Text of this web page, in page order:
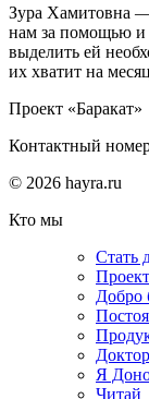
Зура Хамитовна
нам за помощью и
выделить ей
их хватит на
Проект «Баракат»
Контактный
© 2026 hayra.ru
Кто мы
Стать
Добро
Я
Читай